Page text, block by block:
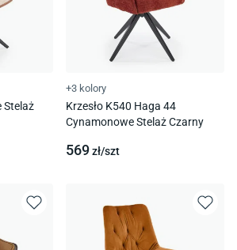
Stelaż
+3 kolory
Krzesło K540 Haga 44
Cynamonowe Stelaż Czarny
569zł/szt